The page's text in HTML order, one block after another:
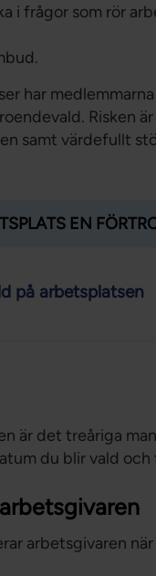
i frågor som rör
har
Risken
samt värdefullt
EN
på arbetsplatsen
är det treåriga
du blir vald
arbetsgivaren